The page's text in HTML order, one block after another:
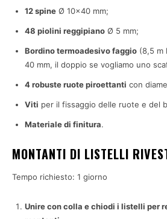
12 spine Ø 10×40 mm;
48 piolini reggipiano Ø 5 mm;
Bordino termoadesivo faggio (8,5 m
40 mm, il doppio se vogliamo uno
4 robuste ruote piroettanti con
Viti per il fissaggio delle ruote e del
Materiale di finitura.
MONTANTI DI LISTELLI
Tempo richiesto: 1 giorno
Unire con colla e chiodi i listelli per